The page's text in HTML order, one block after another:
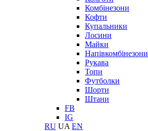
Комбінезони
Кофти
Купальники
Лосини
Майки
Напівкомбінезони
Рукава
Топи
Футболки
Шорти
Штани
FB
IG
RU UA EN